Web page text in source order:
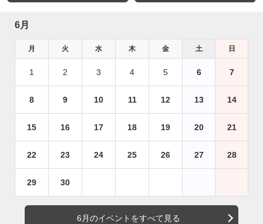
6月
月 火 水 木 金 土 日
1 2 3 4 5 6 7
8 9 10 11 12 13 14
15 16 17 18 19 20 21
22 23 24 25 26 27 28
29 30
6月のイベントをすべて見る